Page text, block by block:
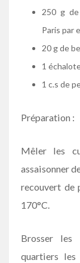
250 g de
Paris par
20 g de
1
1 c.s de
Préparation :
Mêler les
assaisonner
recouvert de
170°C.
Brosser les
quartiers